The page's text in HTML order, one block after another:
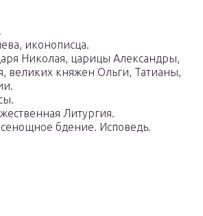
иконописца.
Николая, царицы Александры,
великих княжен Ольги, Татианы,
Литургия.
бдение. Исповедь.